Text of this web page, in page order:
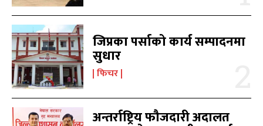
उज्यालो एफएम सुन्नुहोस
काबिल-खबर टिभी
उज्यालो एफएम सुन्नुहोस
काबिल-खबर टिभी
जिप्रका पर्साको कार्य सम्पादनमा
सुधार
फिचर
अन्तर्राष्ट्रिय फौजदारी अदालत